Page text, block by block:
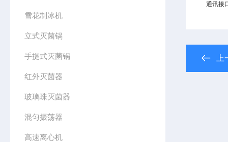
雪花制冰机
立式灭菌锅
手提式灭菌锅
红外灭菌器
玻璃珠灭菌器
混匀振荡器
高速离心机
通讯接